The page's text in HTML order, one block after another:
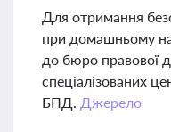
Для отримання
при домашньому
до бюро правової
спеціалізованих
БПД. Джерело